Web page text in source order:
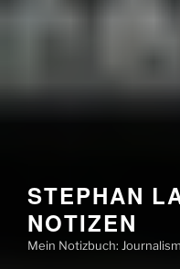
STEPHAN
NOTIZEN
Mein Notizbuch: